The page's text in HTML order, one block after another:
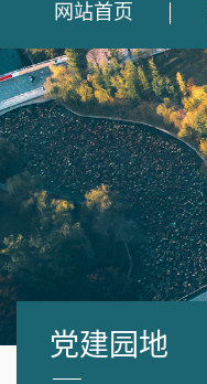
网站首页
党建园地